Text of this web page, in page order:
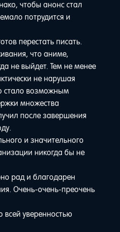
чтобы анонс стал
потрудится и
перестать писать.
что аниме,
не выйдет. Тем не менее
не нарушая
стало возможным
множества
после завершения
и значительного
никогда бы не
рад и благодарен
Очень-очень-преочень
всей уверенностью